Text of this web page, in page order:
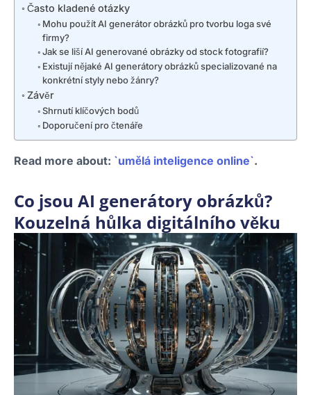
Často kladené otázky
Mohu použít AI generátor obrázků pro tvorbu loga své
firmy?
Jak se liší AI generované obrázky od stock fotografií?
Existují nějaké AI generátory obrázků specializované na
konkrétní styly nebo žánry?
Závěr
Shrnutí klíčových bodů
Doporučení pro čtenáře
Read more about: `umělá inteligence online`.
Co jsou AI generátory obrázků?
Kouzelná hůlka digitálního věku